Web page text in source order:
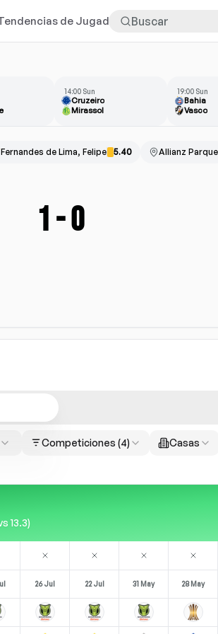
de Jugadores Más
14:00 Sun
Cruzeiro
Mirassol
19:00 Sun
Bahia
Vasco
Fernandes de Lima, Felipe 5.40 Allianz Parque
1-0
Competiciones (4) Casas
13.3)
26 Jul 22 Jul 31 May 28 May